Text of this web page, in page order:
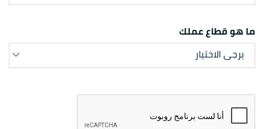
ما هو قطاع عملك
يرجى الاختيار